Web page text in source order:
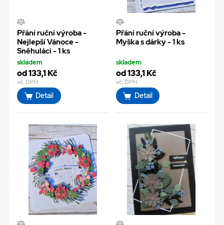
Přání ruční výroba -
Nejlepší Vánoce -
Sněhuláci - 1 ks
skladem
od 133,1 Kč
vč. DPH
Detail
Přání ruční výroba -
Myška s dárky - 1 ks
skladem
od 133,1 Kč
vč. DPH
Detail